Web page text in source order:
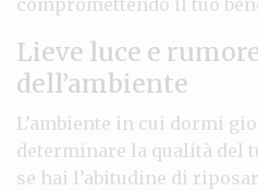
Lieve luce e
dell’ambiente
L’ambiente in cui dormi
determinare la qualità del
se hai l’abitudine di